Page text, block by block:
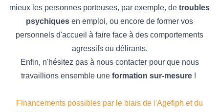
mieux les personnes porteuses, par exemple, de troubles
psychiques en emploi, ou encore de former vos
personnels d'accueil à faire face à des comportements
agressifs ou délirants.
Enfin, n'hésitez pas à nous contacter pour que nous
travaillions ensemble une formation sur-mesure !
Financements possibles par le biais de l'Agefiph et du